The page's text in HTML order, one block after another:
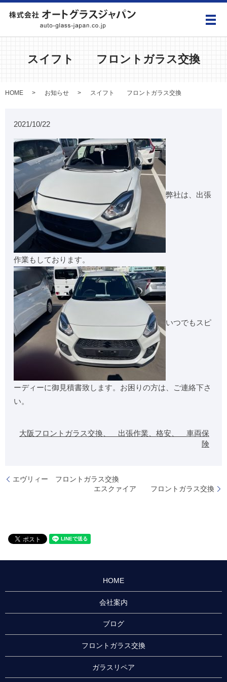
メ
スイフト フロントガラス交換
HOME お知らせ スイフト フロントガラス交換
2021/10/22
弊社は、出張
作業もしております。
いつでもスピ
ーディーに御見積書致します。お困りの方は、ご連絡下さ
い。
大阪フロントガラス交換、 出張作業、格安、 車両保
険
エヴリィー フロントガラス交換
エスクァイア フロントガラス交換
HOME
会社案内
ブログ
フロントガラス交換
ガラスリペア